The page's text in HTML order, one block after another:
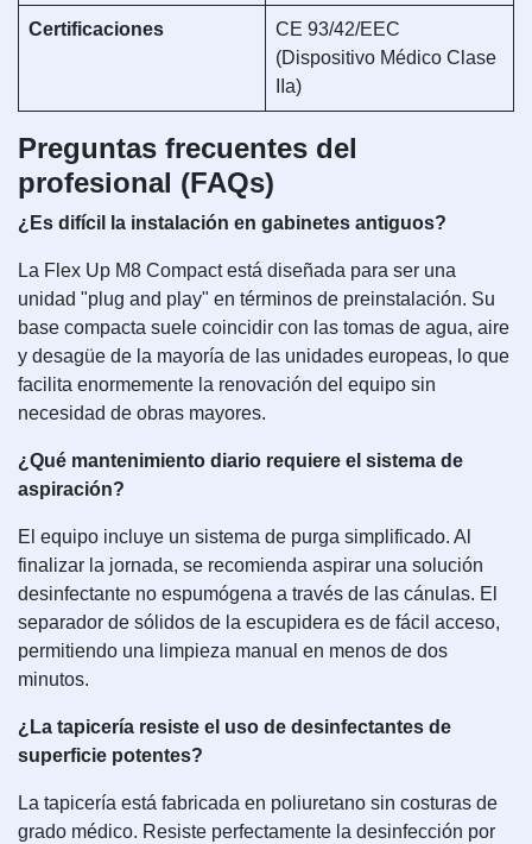
Certificaciones
CE 93/42/EEC
(Dispositivo Médico Clase
IIa)
Preguntas frecuentes del
profesional (FAQs)
¿Es difícil la instalación en gabinetes antiguos?
La Flex Up M8 Compact está diseñada para ser una
unidad "plug and play" en términos de preinstalación. Su
base compacta suele coincidir con las tomas de agua, aire
y desagüe de la mayoría de las unidades europeas, lo que
facilita enormemente la renovación del equipo sin
necesidad de obras mayores.
¿Qué mantenimiento diario requiere el sistema de
aspiración?
El equipo incluye un sistema de purga simplificado. Al
finalizar la jornada, se recomienda aspirar una solución
desinfectante no espumógena a través de las cánulas. El
separador de sólidos de la escupidera es de fácil acceso,
permitiendo una limpieza manual en menos de dos
minutos.
¿La tapicería resiste el uso de desinfectantes de
superficie potentes?
La tapicería está fabricada en poliuretano sin costuras de
grado médico. Resiste perfectamente la desinfección por